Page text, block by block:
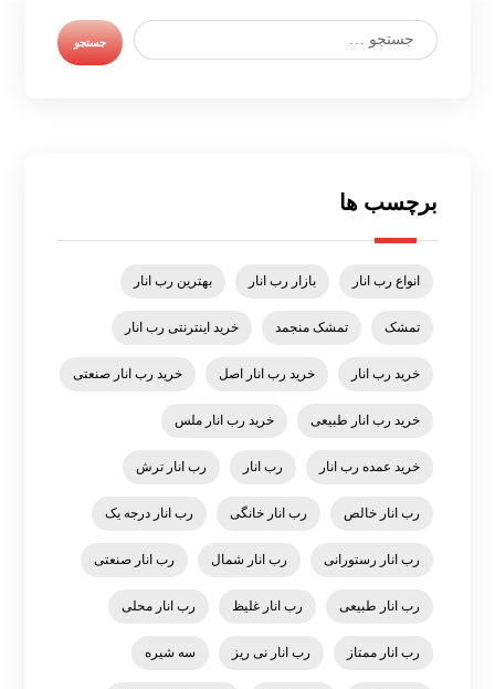
برچسب ها
انواع رب انار بازار رب انار بهترین رب انار
تمشک تمشک منجمد خرید اینترنتی رب انار
خرید رب انار خرید رب انار اصل خرید رب انار صنعتی
خرید رب انار طبیعی خرید رب انار ملس
خرید عمده رب انار رب انار رب انار ترش
رب انار خالص رب انار خانگی رب انار درجه یک
رب انار رستورانی رب انار شمال رب انار صنعتی
رب انار طبیعی رب انار غلیظ رب انار محلی
رب انار ممتاز رب انار نی ریز سه شیره